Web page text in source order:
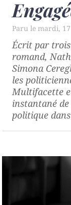
mardi,
Écrit par
romand,
Simona
les
Multifacette
instantané
politique